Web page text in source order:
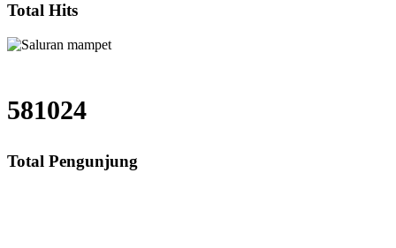
Total Hits
581024
Total Pengunjung